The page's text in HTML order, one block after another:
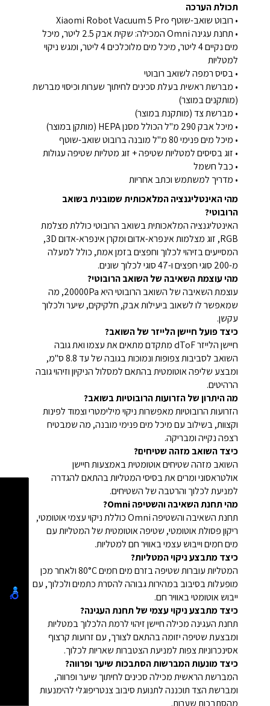
תכולת הערכה
• רובוט שואב-שוטף Xiaomi Robot Vacuum 5 Pro
• תחנת עגינה Omni המכילה: שקית אבק 2.5 ליטר, מיכל
מים נקיים 4 ליטר, מיכל מים מלוכלכים 4 ליטר, ומגש ניקוי
למטליות
• בסיס רמפה לשואב רובוטי
• מברשת ראשית בעלת סכינים לחיתוך שערות וכיסוי מברשת
(מותקנים במוצר)
• מברשת צד (מותקנת במוצר)
• מיכל אבק 290 מ"ל הכולל מסנן HEPA (מותקן במוצר)
• מיכל מים פנימי 80 מ"ל מובנה ברובוט שואב-שוטף
• זוג בסיסים למטליות שטיפה + זוג מטליות שטיפה עגולות
• כבל חשמל
• מדריך למשתמש וכתב אחריות
מהי האינטליגנציה המלאכותית שמובנית בשואב
הרובוטי?
האינטליגנציה המלאכותית בשואב הרובוטי כוללת מצלמת
RGB, זוג מצלמות אינפרא-אדום ומקרן אינפרא-אדום 3D,
המסייעים בזיהוי לכלוך וחפצים בזמן אמת, כולל למעלה
מ-200 סוגי חפצים ו-47 סוגי לכלוך שונים.
מהי עוצמת השאיבה של השואב הרובוטי?
עוצמת השאיבה של השואב הרובוטי היא 20000Pa, מה
שמאפשר לו לשאוב ביעילות אבק, חלקיקים, שיער ולכלוך
עקשן.
כיצד פועל חיישן הלייזר של השואב?
חיישן הלייזר dToF מתקדם מתאים את עצמו ואת גובה
השואב לסביבות צפופות ונמוכות בגובה של עד 8.8 ס"מ,
ומבצע שליפה אוטומטית בהתאם למסלול הניקיון וזיהוי גובה
הרהיטים.
מה היתרון של הזרועות הרובוטיות בשואב?
הזרועות הרובוטיות מאפשרות ניקוי מילימטרי וצמוד לפינות
וקצוות, בשילוב עם מיכל מים פנימי מובנה, מה שמבטיח
רצפה נקייה ומבריקה.
כיצד השואב מזהה שטיחים?
השואב מזהה שטיחים אוטומטית באמצעות חיישן
אולטראסוני ומרים את בסיסי המטליות בהתאם להגדרה
למניעת לכלוך והרטבה של השטיחים.
מהי תחנת השאיבה והשטיפה Omni?
תחנת השאיבה והשטיפה Omni כוללת ניקוי עצמי אוטומטי,
ריקון פסולת אוטומטי, שטיפה אוטומטית של המטליות עם
מים חמים וייבוש עצמי באוויר חם למטליות.
כיצד מתבצע ניקוי המטליות?
המטליות עוברות שטיפה בזרם מים חמים 80°C ולאחר מכן
מופעלות בסיבוב במהירות גבוהה להסרת כתמים ולכלוך, עם
ייבוש אוטומטי באוויר חם.
כיצד מתבצע ניקוי עצמי של תחנת העגינה?
תחנת העגינה מכילה חיישן זיהוי לרמת הלכלוך במטליות
ומבצעת שטיפה יזומה בהתאם לצורך, עם זרועות קרצוף
אסינכרוניות צפות למניעת הצטברות שאריות לכלוך.
כיצד מונעות המברשות הסתבכות שיער ופרווה?
המברשת הראשית מכילה סכינים לחיתוך שיער ופרווה,
ומברשת הצד תוכננה לתנועת סיבוב צנטריפוגלי להימנעות
מהסתבכות שערות.